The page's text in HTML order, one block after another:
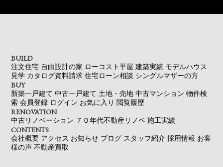
BUILD
注文住宅 自由設計の家 ローコスト平屋 建築実績 モデルハウス
見学 カタログ資料請求 住宅ローン相談 シングルマザーの方
BUY
新築一戸建て 中古一戸建て 土地・売地 中古マンション 物件検
索 会員登録 ログイン お気に入り 閲覧履歴
RENOVATION
中古リノベーション ７０年代不動産リノベ 施工実績
CONTENTS
会社概要 アクセス お知らせ ブログ スタッフ紹介 採用情報 お客
様の声 不動産買取